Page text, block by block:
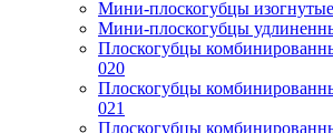
Мини-плоскогубцы
Мини-плоскогубцы
Плоскогубцы
020
Плоскогубцы
021
Плоскогубцы